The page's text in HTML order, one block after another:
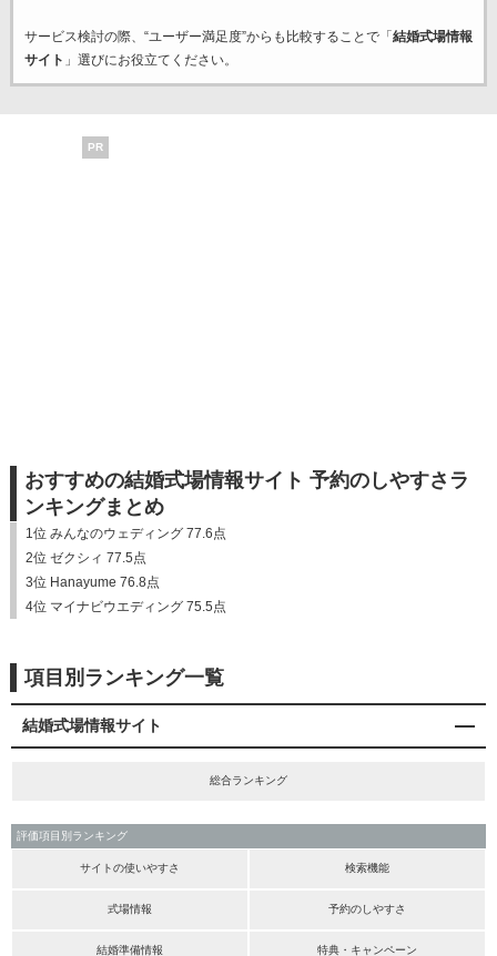
サービス検討の際、“ユーザー満足度”からも比較することで「 結婚式場情報
サイト 」選びにお役立てください。
PR
おすすめの結婚式場情報サイト 予約のしやすさラ
ンキングまとめ
1位 みんなのウェディング 77.6点
2位 ゼクシィ 77.5点
3位 Hanayume 76.8点
4位 マイナビウエディング 75.5点
項目別ランキング一覧
結婚式場情報サイト
総合ランキング
評価項目別ランキング
サイトの使いやすさ 検索機能
式場情報 予約のしやすさ
結婚準備情報 特典・キャンペーン